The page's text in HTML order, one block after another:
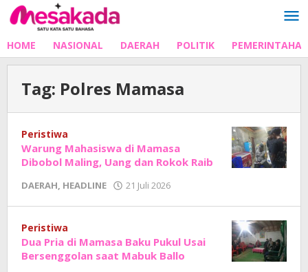
Lewati
ke
HOME NASIONAL DAERAH POLITIK
Tag: Polres Mamasa
Peristiwa
Warung Mahasiswa di Mamasa
Dibobol Maling, Uang dan Rokok Raib
DAERAH, HEADLINE 21 Juli 2026
Junaedi
Peristiwa
Dua Pria di Mamasa Baku Pukul Usai
Bersenggolan saat Mabuk Ballo